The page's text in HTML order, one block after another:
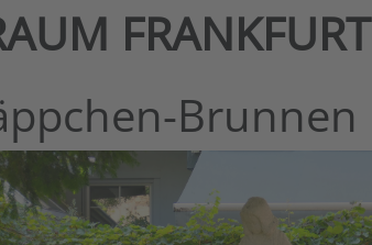
FRANKFURT
Brunnen